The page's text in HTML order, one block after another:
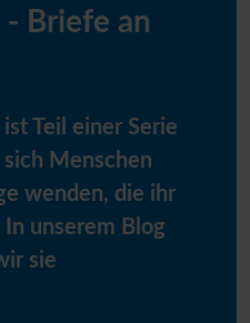
Briefe an
Teil einer Serie
Menschen
wenden, die ihr
unserem Blog
sie